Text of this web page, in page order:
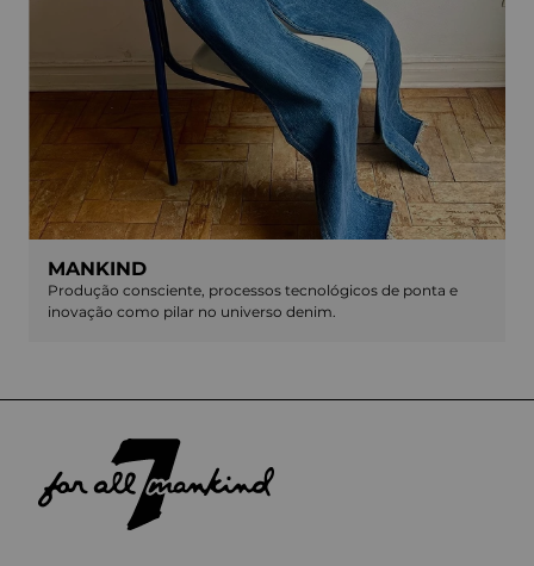
MANKIND
Produção consciente, processos tecnológicos de ponta e
inovação como pilar no universo denim.